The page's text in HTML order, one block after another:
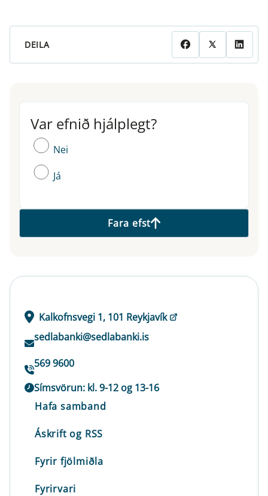
DEILA
Var efnið hjálplegt?
Var efnið hjálplegt?
Nei
Já
Fara efst
Kalkofnsvegi 1, 101 Reykjavík
sedlabanki@sedlabanki.is
569 9600
Símsvörun: kl. 9-12 og 13-16
Hafa samband
Áskrift og RSS
Fyrir fjölmiðla
Fyrirvari